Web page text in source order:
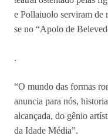
e Pollaiuolo serviram de
se no “Apolo de
.
“O mundo das formas
anuncia para nós,
alcançada, do gênio
da Idade Média”.